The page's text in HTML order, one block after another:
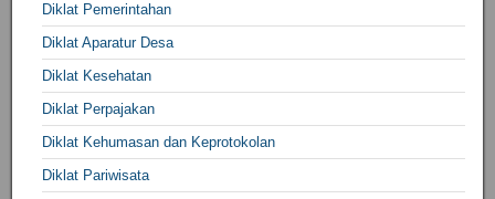
Diklat Pemerintahan
Diklat Aparatur Desa
Diklat Kesehatan
Diklat Perpajakan
Diklat Kehumasan dan Keprotokolan
Diklat Pariwisata